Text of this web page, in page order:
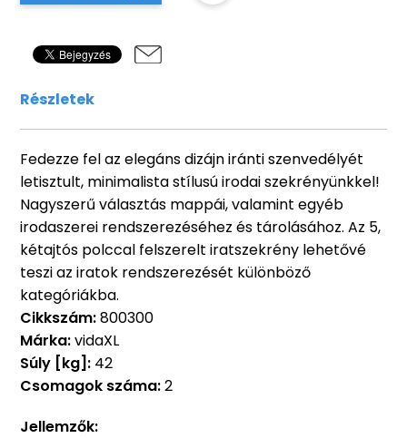
Részletek
Fedezze fel az elegáns dizájn iránti szenvedélyét
letisztult, minimalista stílusú irodai szekrényünkkel!
Nagyszerű választás mappái, valamint egyéb
irodaszerei rendszerezéséhez és tárolásához. Az 5,
kétajtós polccal felszerelt iratszekrény lehetővé
teszi az iratok rendszerezését különböző
kategóriákba.
Cikkszám:800300
Márka:vidaXL
Súly [kg]: 42
Csomagok száma:2
Jellemzők: